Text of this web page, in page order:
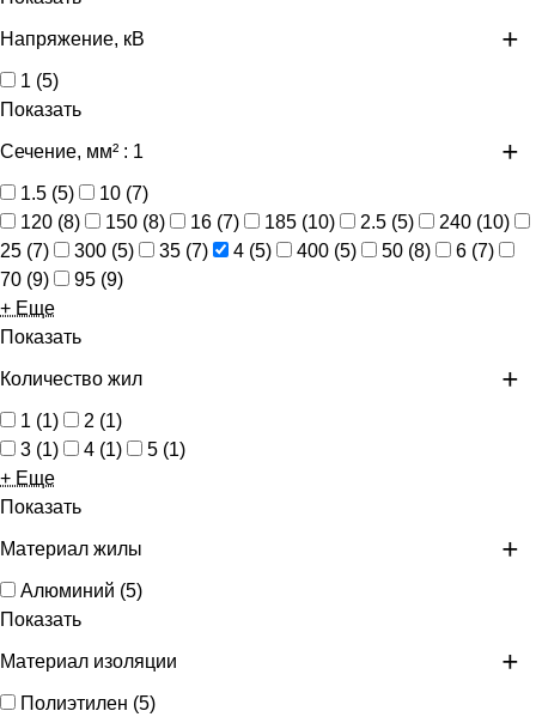
Напряжение, кВ
1 (5)
Показать
Сечение, мм² : 1
1.5 (5) 10 (7)
120 (8) 150 (8) 16 (7) 185 (10) 2.5 (5) 240 (10)
25 (7) 300 (5) 35 (7) 4 (5) 400 (5) 50 (8) 6 (7)
70 (9) 95 (9)
+ Еще
Показать
Количество жил
1 (1) 2 (1)
3 (1) 4 (1) 5 (1)
+ Еще
Показать
Материал жилы
Алюминий (5)
Показать
Материал изоляции
Полиэтилен (5)